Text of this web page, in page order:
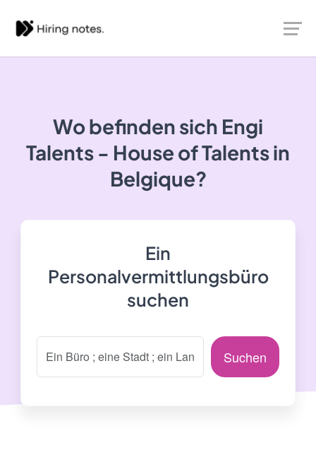
Wo befinden sich Engi
Talents - House of Talents in
Belgique?
Ein
Personalvermittlungsbüro
suchen
Suchen